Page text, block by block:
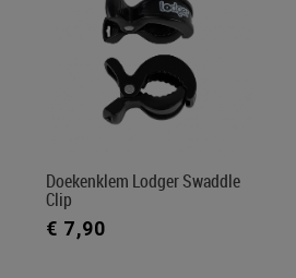
Doekenklem Lodger Swaddle
Clip
€ 7,90